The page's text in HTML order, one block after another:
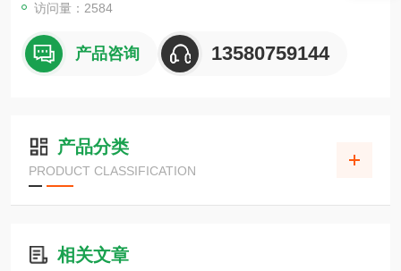
访问量：2584
产品咨询 13580759144
产品分类
PRODUCT CLASSIFICATION
相关文章